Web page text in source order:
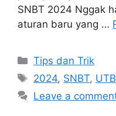
SNBT 2024 Nggak
aturan baru yang …
Tips dan Trik
2024, SNBT,
Leave a